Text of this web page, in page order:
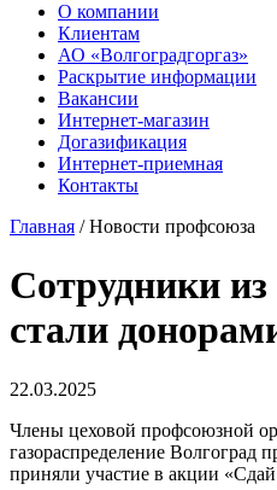
О компании
Клиентам
АО «Волгоградгоргаз»
Раскрытие информации
Вакансии
Интернет-магазин
Догазификация
Интернет-приемная
Контакты
Главная / Новости профсоюза
Сотрудники
стали
22.03.2025
Члены цеховой профсоюзной
газораспределение Волгоград
приняли участие в акции